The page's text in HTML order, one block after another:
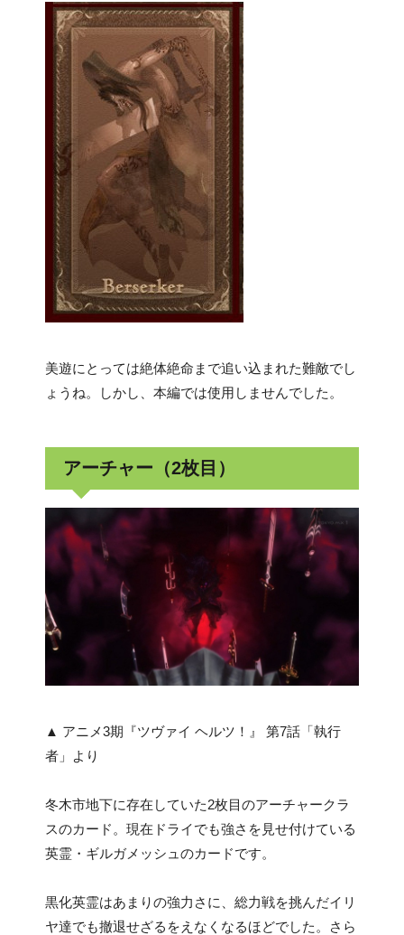
美遊にとっては絶体絶命まで追い込まれた難敵でし
ょうね。しかし、本編では使用しませんでした。
アーチャー（2枚目）
▲ アニメ3期『ツヴァイ ヘルツ！』 第7話「執行
者」より
冬木市地下に存在していた2枚目のアーチャークラ
スのカード。現在ドライでも強さを見せ付けている
英霊・ギルガメッシュのカードです。
黒化英霊はあまりの強力さに、総力戦を挑んだイリ
ヤ達でも撤退せざるをえなくなるほどでした。さら